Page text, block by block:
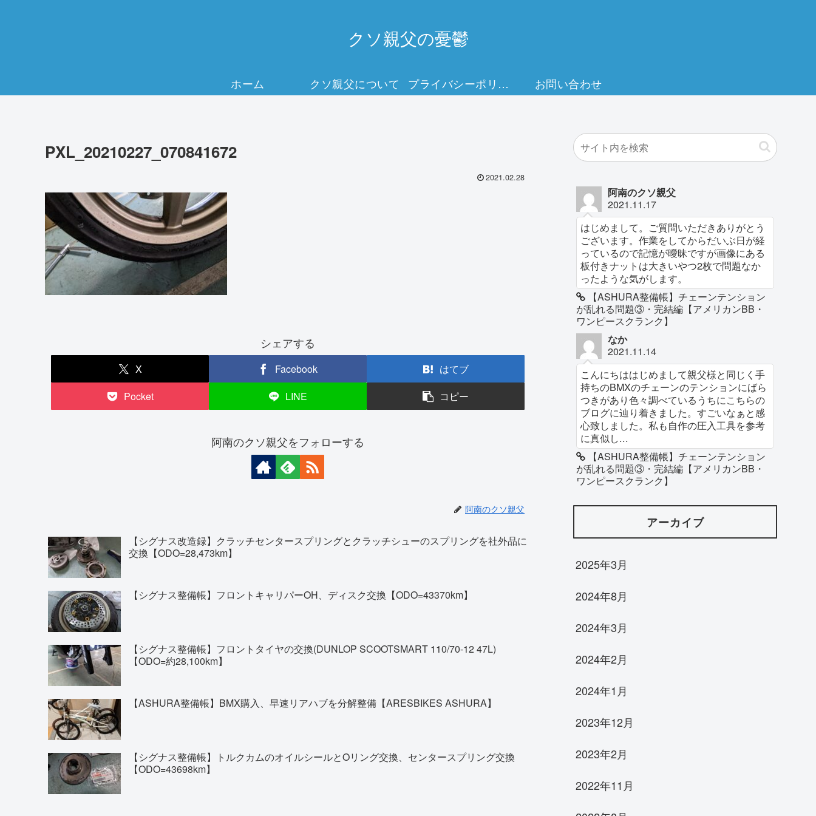
クソ親父の憂鬱
ホーム クソ親父について プライバシーポリシー お問い合わせ
PXL_20210227_070841672
2021.02.28
シェアする
X Facebook
はてブ
Pocket
LINE コピー
阿南のクソ親父をフォローする
阿南のクソ親父
【シグナス改造録】クラッチセンタースプリングとクラッチシューのスプリングを社外品に
交換【ODO=28,473km】
【シグナス整備帳】フロントキャリパーOH、ディスク交換【ODO=43370km】
【シグナス整備帳】フロントタイヤの交換(DUNLOP SCOOTSMART 110/70-12 47L)
【ODO=約28,100km】
【ASHURA整備帳】BMX購入、早速リアハブを分解整備【ARESBIKES ASHURA】
【シグナス整備帳】トルクカムのオイルシールとOリング交換、センタースプリング交換
【ODO=43698km】
阿南のクソ親父
2021.11.17
はじめまして。ご質問いただきありがとう
ございます。作業をしてからだいぶ日が経
っているので記憶が曖昧ですが画像にある
板付きナットは大きいやつ2枚で問題なか
ったような気がします。
【ASHURA整備帳】チェーンテンション
が乱れる問題③・完結編【アメリカンBB・
ワンピースクランク】
なか
2021.11.14
こんにちははじめまして親父様と同じく手
持ちのBMXのチェーンのテンションにばら
つきがあり色々調べているうちにこちらの
ブログに辿り着きました。すごいなぁと感
心致しました。私も自作の圧入工具を参考
に真似し...
【ASHURA整備帳】チェーンテンション
が乱れる問題③・完結編【アメリカンBB・
ワンピースクランク】
アーカイブ
2025年3月
2024年8月
2024年3月
2024年2月
2024年1月
2023年12月
2023年2月
2022年11月